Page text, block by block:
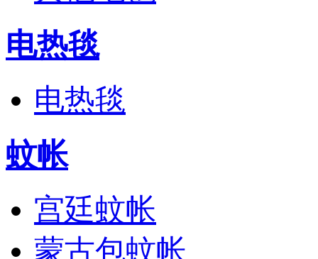
电热毯
电热毯
蚊帐
宫廷蚊帐
蒙古包蚊帐